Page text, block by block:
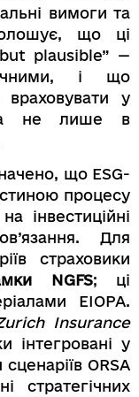
вимоги та
що ці
plausible” —
і що
враховувати у
а не лише в
що ESG-
процесу
інвестиційні
Для
страховики
NGFS; ці
EIOPA.
Insurance
інтегровані у
ORSA
стратегічних